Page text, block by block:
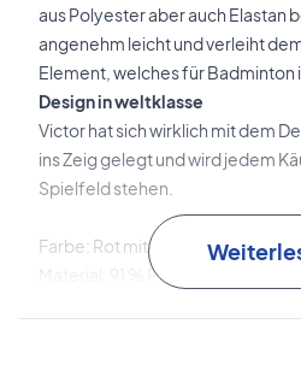
aus Polyester aber auch Elastan
angenehm leicht und verleiht
Element, welches für Badminton
Design in weltklasse
Victor hat sich wirklich mit dem
ins Zeig gelegt und wird jedem
Spielfeld stehen.
Farbe: Rot mit Shwarz.
Material: 91 % Polyester und 9 %